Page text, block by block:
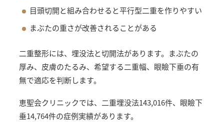
目頭切開と組み合わせると平行型二重を作りやすい
まぶたの重さが改善されることがある
二重整形には、埋没法と切開法があります。まぶたの
厚み、皮膚のたるみ、希望する二重幅、眼瞼下垂の有
無で適応を判断します。
恵聖会クリニックでは、二重埋没法143,016件、眼瞼下
垂14,764件の症例実績があります。